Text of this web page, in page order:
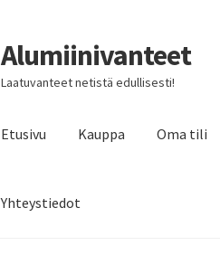
Siirry
navigointiin
Siirry
sisältöön
Alumiinivanteet
Laatuvanteet netistä edullisesti!
Etusivu Kauppa Oma tili
Yhteystiedot